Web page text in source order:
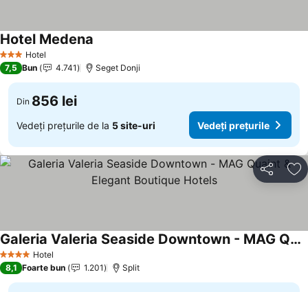
3 SteleHotel
Hotel Medena
7,5 Bun 4.741 Seget Donji
Din 856 lei
Vedeți prețurile de la 5 site-uri Vedeți prețurile
Distribuiți
4 Stele Hotel
Galeria Valeria Seaside Downtown - MAG Quaint & Elegant Boutique Hotels
8,1 Foarte bun 1.201 Split